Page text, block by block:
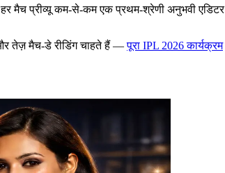
मैच प्रीव्यू कम-से-कम एक प्रथम-श्रेणी अनुभवी एडिटर
तेज़ मैच-डे रीडिंग चाहते हैं —पूरा IPL 2026 कार्यक्रम